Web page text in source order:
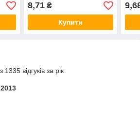
8,71₴
Купити
відгуків за рік